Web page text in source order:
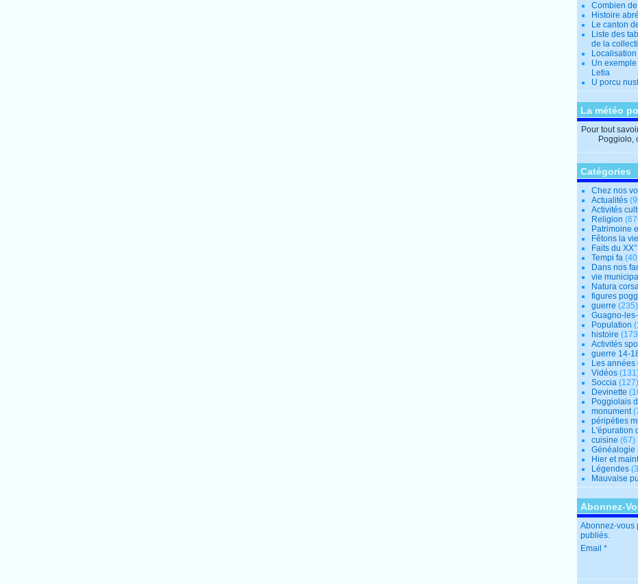
Combien
Histoire
Le canton
Liste des
de la
Localisation
Un
Letia
U porcu
La météo
Pour tout
Poggiolo,
Catégories
Chez nos
Actualités
Activités
Religion
Patrimoine
Fêtons la vie
Faits du
Tempi fa
Dans nos
vie
Natura
figures
guerre (235)
Guagno-
Population
histoire
Activités
guerre 14-
Les années
Vidéos
Soccia (127)
Devinette
Poggiolais
monument
péripéties
L'épuration
cuisine (67)
Généalogie
Hier et
Légendes
Mauvaise
Abonnez-
Abonnez-vous
publiés.
Email